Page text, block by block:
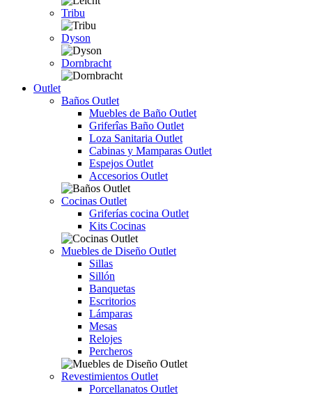
Tribu
Dyson
Dornbracht
Outlet
Baños Outlet
Muebles de Baño Outlet
Griferîas Baño Outlet
Loza Sanitaria Outlet
Cabinas y Mamparas Outlet
Espejos Outlet
Accesorios Outlet
Cocinas Outlet
Griferías cocina Outlet
Kits Cocinas
Muebles de Diseño Outlet
Sillas
Sillón
Banquetas
Escritorios
Lámparas
Mesas
Relojes
Percheros
Revestimientos Outlet
Porcellanatos Outlet